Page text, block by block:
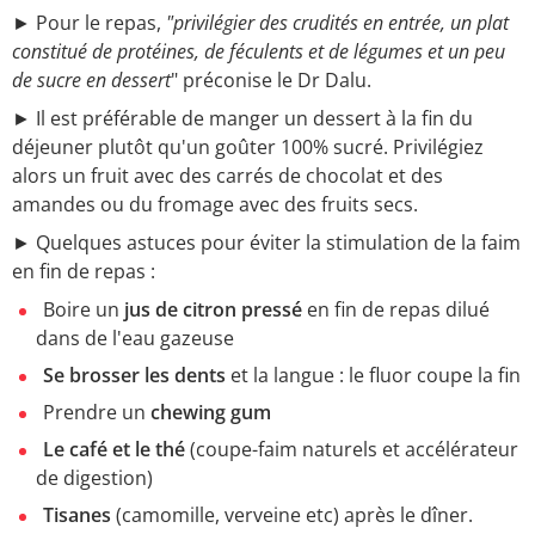
► Pour le repas, "privilégier des crudités en entrée, un plat
constitué de protéines, de féculents et de légumes et un peu
de sucre en dessert" préconise le Dr Dalu.
► Il est préférable de manger un dessert à la fin du
déjeuner plutôt qu'un goûter 100% sucré. Privilégiez
alors un fruit avec des carrés de chocolat et des
amandes ou du fromage avec des fruits secs.
► Quelques astuces pour éviter la stimulation de la faim
en fin de repas :
Boire un jus de citron pressé en fin de repas dilué
dans de l'eau gazeuse
Se brosser les dents et la langue : le fluor coupe la fin
Prendre un chewing gum
Le café et le thé(coupe-faim naturels et accélérateur
de digestion)
Tisanes (camomille, verveine etc) après le dîner.